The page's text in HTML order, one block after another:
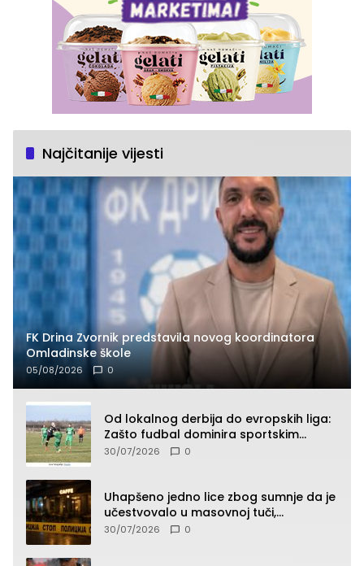
Najčitanije vijesti
FK Drina Zvornik predstavila novog koordinatora
Omladinske škole
05/08/2026 0
Od lokalnog derbija do evropskih liga:
Zašto fudbal dominira sportskim
klađenjem
30/07/2026 0
Uhapšeno jedno lice zbog sumnje da je
učestvovalo u masovnoj tuči,
maloljetnik zadobio povrede
30/07/2026 0